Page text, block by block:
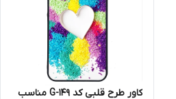
کاور طرح قلبی کد G-149 مناسب